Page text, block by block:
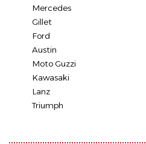
Mercedes
Gillet
Ford
Austin
Moto Guzzi
Kawasaki
Lanz
Triumph